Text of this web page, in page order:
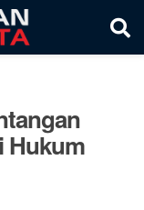
Hukum